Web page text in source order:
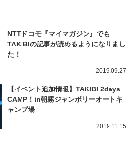
NTTドコモ『マイマガジン』でも
TAKIBIの記事が読めるようになりまし
た！
2019.09.27
【イベント追加情報】TAKIBI 2days
CAMP！in朝霧ジャンボリーオートキ
ャンプ場
2019.11.15